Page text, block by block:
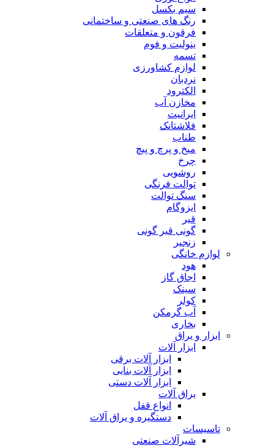
سیم بکسل
رنگ های صنعتی و ساختمانی
فرقون و متعلقات
ینولیت و فوم
تسمه
لوازم کشاورزی
نردبان
الکترود
مخازن آب
ایرانیت
فلاشتانک
طناب
میخ و پرچ و پیچ
چرخ
روشویی
توالت فرنگی
سنگ توالت
ایزوگام
قیر
گونی قیر گونی
زنجیر
لوازم خانگی
هود
اجاق گاز
سینک
کولر
آب گرمکن
بخاری
ابزار و یراق
ابزار آلات
ابزار آلات برقی
ابزار آلات بنایی
ابزار آلات دستی
یراق آلات
انواع قفل
دستگیره و یراق آلات
تاسیسات
شیرآلات صنعتی